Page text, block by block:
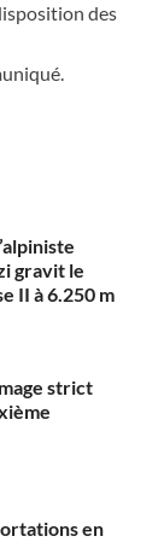
des
gravit le
II à 6.250 m
strict
en